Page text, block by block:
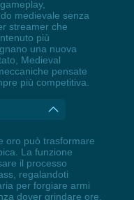
medievale senza
streamer che
più
una nuova
Medieval
pensate
più competitiva.
oro può trasformare
La funzione
il processo
regalandoti
per forgiare armi
dover grindare ore.